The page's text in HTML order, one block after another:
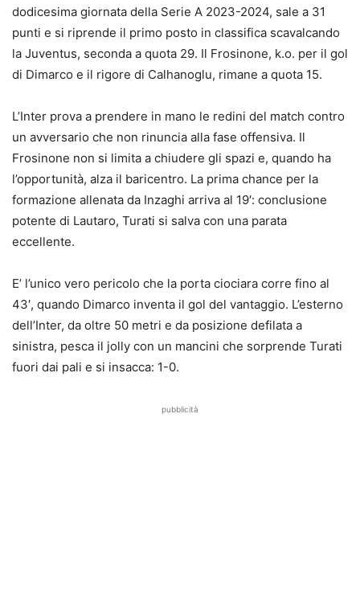
dodicesima giornata della Serie A 2023-2024, sale a 31
punti e si riprende il primo posto in classifica scavalcando
la Juventus, seconda a quota 29. Il Frosinone, k.o. per il gol
di Dimarco e il rigore di Calhanoglu, rimane a quota 15.
L’Inter prova a prendere in mano le redini del match contro
un avversario che non rinuncia alla fase offensiva. Il
Frosinone non si limita a chiudere gli spazi e, quando ha
l’opportunità, alza il baricentro. La prima chance per la
formazione allenata da Inzaghi arriva al 19′: conclusione
potente di Lautaro, Turati si salva con una parata
eccellente.
E’ l’unico vero pericolo che la porta ciociara corre fino al
43′, quando Dimarco inventa il gol del vantaggio. L’esterno
dell’Inter, da oltre 50 metri e da posizione defilata a
sinistra, pesca il jolly con un mancini che sorprende Turati
fuori dai pali e si insacca: 1-0.
pubblicità